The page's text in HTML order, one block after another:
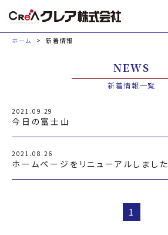
ホーム 新着情報
NEWS
新着情報一覧
2021.09.29
今日の富士山
2021.08.26
ホームページをリニューアルしました
1